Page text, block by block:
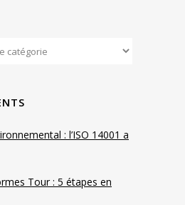
: l’ISO 14001 a
Tour : 5 étapes en